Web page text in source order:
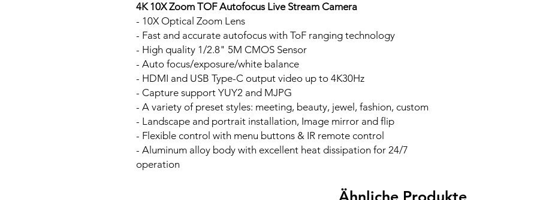
4K 10X Zoom TOF Autofocus Live Stream Camera
- 10X Optical Zoom Lens
- Fast and accurate autofocus with ToF ranging technology
- High quality 1/2.8" 5M CMOS Sensor
- Auto focus/exposure/white balance
- HDMI and USB Type-C output video up to 4K30Hz
- Capture support YUY2 and MJPG
- A variety of preset styles: meeting, beauty, jewel, fashion, custom
- Landscape and portrait installation, Image mirror and flip
- Flexible control with menu buttons & IR remote control
- Aluminum alloy body with excellent heat dissipation for 24/7
operation
Ähnliche Produkte